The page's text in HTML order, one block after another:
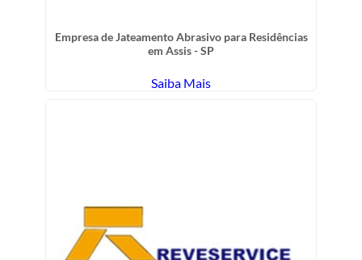
Empresa de Jateamento Abrasivo para Residências
em Assis - SP
Saiba Mais